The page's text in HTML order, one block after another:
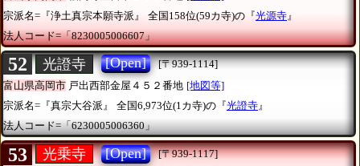
宗派名=『浄土真宗本願寺派』
全国158位(59カ寺)の『光源寺』
法人コード=「8230005006607」
52 光證寺 [Open]
[〒939-1114]
富山県高岡市 戸出西部金屋４５２番地 [地図等]
宗派名=『真宗大谷派』
全国6,973位(1カ寺)の『光證寺』
法人コード=「6230005006360」
53 光乗寺 [Open]
[〒939-1117]